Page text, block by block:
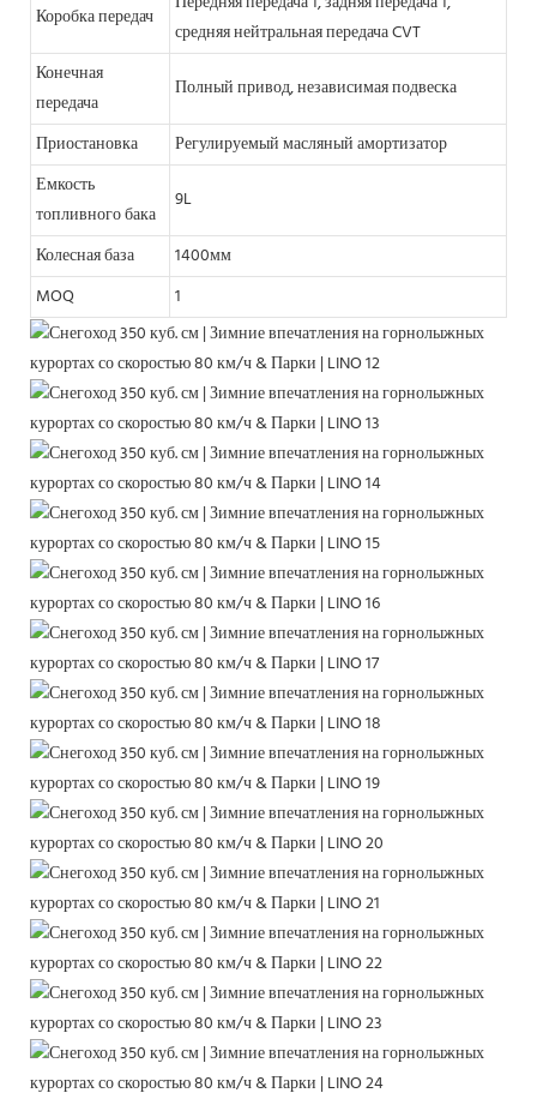
Коробка передач
средняя нейтральная передача CVT
Конечная
передача
Полный привод, независимая подвеска
Приостановка
Регулируемый масляный амортизатор
Емкость
топливного бака
9L
Колесная база
1400мм
MOQ
1